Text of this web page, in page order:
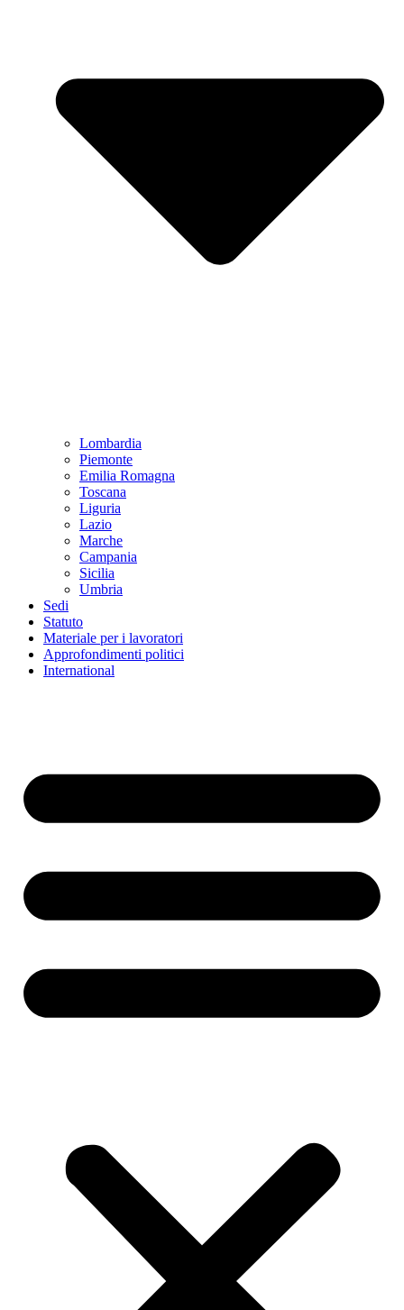
Lombardia
Piemonte
Emilia Romagna
Toscana
Liguria
Lazio
Marche
Campania
Sicilia
Umbria
Sedi
Statuto
Materiale per i lavoratori
Approfondimenti politici
International